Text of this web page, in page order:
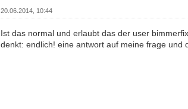
20.06.2014, 10:44
Ist das normal und erlaubt das der user
denkt: endlich! eine antwort auf meine frage und